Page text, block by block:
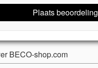
Plaats beoordeling
BECO-shop.com